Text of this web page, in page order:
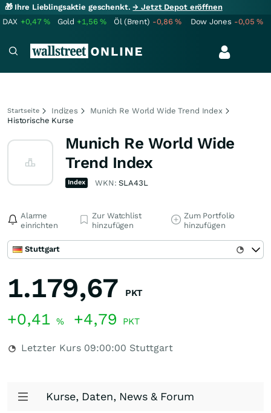
🎁 Ihre Lieblingsaktie geschenkt.→ Jetzt Depot eröffnen
DAX +0,47% Gold +1,56% Öl (Brent) -0,86% Dow Jones -0,05%
Startseite Indizes
Munich Re World Wide Trend Index
Historische Kurse
Munich Re World Wide
Trend Index
Index WKN:SLA43L
Alarme
einrichten
Zur Watchlist
hinzufügen
Zum Portfolio
hinzufügen
Stuttgart
1.179,67 PKT
+0,41 % +4,79 PKT
Letzter Kurs 09:00:00 Stuttgart
Kurse, Daten, News & Forum